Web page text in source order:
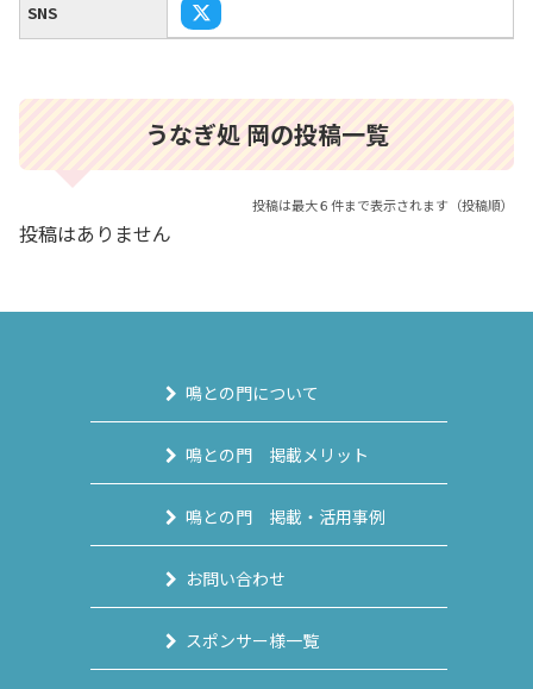
SNS
うなぎ処 岡の投稿一覧
投稿は最大６件まで表示されます（投稿順）
投稿はありません
鳴との門について
鳴との門 掲載メリット
鳴との門 掲載・活用事例
お問い合わせ
スポンサー様一覧